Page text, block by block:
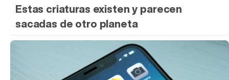
Estas criaturas existen y parecen
sacadas de otro planeta